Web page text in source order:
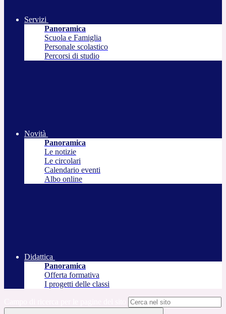
Servizi
Panoramica
Scuola e Famiglia
Personale scolastico
Percorsi di studio
Novità
Panoramica
Le notizie
Le circolari
Calendario eventi
Albo online
Didattica
Panoramica
Offerta formativa
I progetti delle classi